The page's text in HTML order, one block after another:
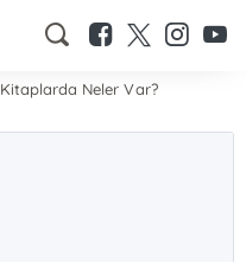
Kitaplarda Neler Var?